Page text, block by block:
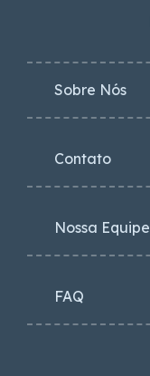
Sobre Nós
Contato
Nossa Equipe
FAQ